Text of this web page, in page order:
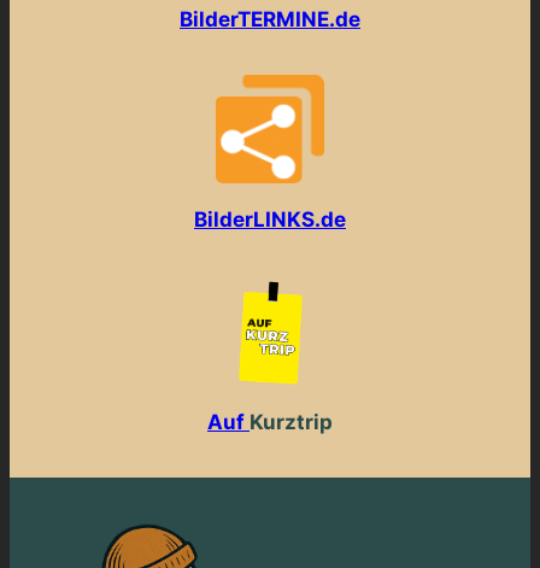
BilderTERMINE.de
BilderLINKS.de
Auf Kurztrip